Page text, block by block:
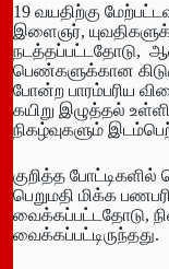
19 வயதிற்கு
இளைஞர்,
நடத்தப்பட்டதோடு,
பெண்களுக்கான
போன்ற பாரம்பரிய
கயிறு இழுத்தல்
நிகழ்வுகளும்
குறித்த போட்டிகளில்
பெறுமதி மிக்க
வைக்கப்பட்டதோடு,
வைக்கப்பட்டிருந்தது.